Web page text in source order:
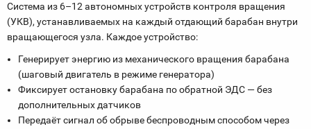
Система из 6–12 автономных устройств контроля вращения
(УКВ), устанавливаемых на каждый отдающий барабан внутри
вращающегося узла. Каждое устройство:
Генерирует энергию из механического вращения барабана
(шаговый двигатель в режиме генератора)
Фиксирует остановку барабана по обратной ЭДС — без
дополнительных датчиков
Передаёт сигнал об обрыве беспроводным способом через